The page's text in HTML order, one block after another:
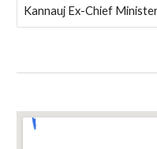
Kannauj Ex-Chief